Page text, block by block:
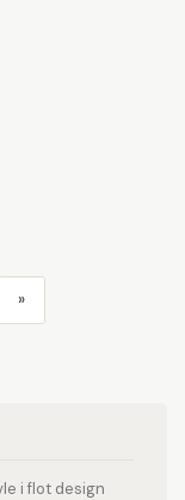
»
i flot design